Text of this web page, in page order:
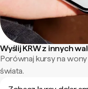
Wyślij KRW z innych
Porównaj kursy na
świata.